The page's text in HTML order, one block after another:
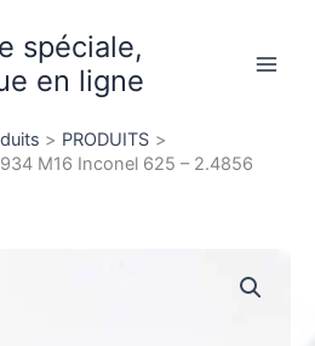
spéciale,
en ligne
PRODUITS
M16 Inconel 625 – 2.4856